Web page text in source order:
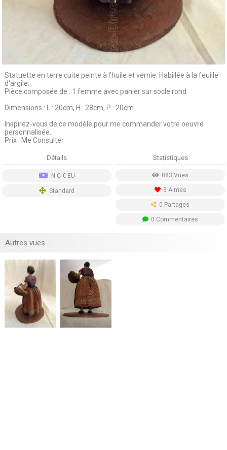
Statuette en terre cuite peinte à l'huile et vernie. Habillée à la feuille
d'argile.
Pièce composée de : 1 femme avec panier sur socle rond.
Dimensions : L : 20cm, H : 28cm, P : 20cm.
Inspirez-vous de ce modèle pour me commander votre oeuvre
personnalisée.
Prix : Me Consulter.
Détails
N.C € EU
Standard
Statistiques
883 Vues
3 Aimes
0 Partages
0 Commentaires
Autres vues